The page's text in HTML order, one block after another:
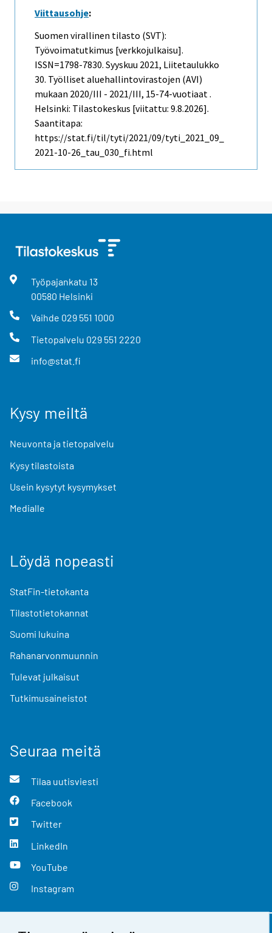
Viittausohje:
Suomen virallinen tilasto (SVT):
Työvoimatutkimus [verkkojulkaisu].
ISSN=1798-7830. Syyskuu 2021, Liitetaulukko
30. Työlliset aluehallintovirastojen (AVI)
mukaan 2020/III - 2021/III, 15-74-vuotiaat .
Helsinki: Tilastokeskus [viitattu: 9.8.2026].
Saantitapa:
https://stat.fi/til/tyti/2021/09/tyti_2021_09_
2021-10-26_tau_030_fi.html
Työpajankatu 13
00580 Helsinki
Vaihde 029 551 1000
Tietopalvelu 029 551 2220
info@stat.fi
Kysy meiltä
Neuvonta ja tietopalvelu
Kysy tilastoista
Usein kysytyt kysymykset
Medialle
Löydä nopeasti
StatFin-tietokanta
Tilastotietokannat
Suomi lukuina
Rahanarvonmuunnin
Tulevat julkaisut
Tutkimusaineistot
Seuraa meitä
Tilaa uutisviesti
Facebook
Twitter
LinkedIn
YouTube
Instagram